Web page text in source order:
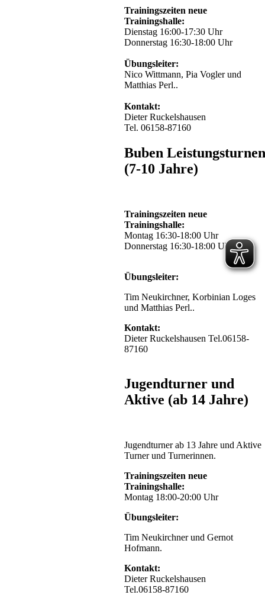
Trainingszeiten neue
Trainingshalle:
Dienstag 16:00-17:30 Uhr
Donnerstag 16:30-18:00 Uhr
Übungsleiter:
Nico Wittmann, Pia Vogler und
Matthias Perl..
Kontakt:
Dieter Ruckelshausen
Tel. 06158-87160
Buben Leistungsturnen
(7-10 Jahre)
Trainingszeiten neue
Trainingshalle:
Montag 16:30-18:00 Uhr
Donnerstag 16:30-18:00 Uhr
Übungsleiter:
Tim Neukirchner, Korbinian Loges
und Matthias Perl..
Kontakt:
Dieter Ruckelshausen Tel.06158-
87160
Jugendturner und
Aktive (ab 14 Jahre)
Jugendturner ab 13 Jahre und Aktive
Turner und Turnerinnen.
Trainingszeiten neue
Trainingshalle:
Montag 18:00-20:00 Uhr
Übungsleiter:
Tim Neukirchner und Gernot
Hofmann.
Kontakt:
Dieter Ruckelshausen
Tel.06158-87160